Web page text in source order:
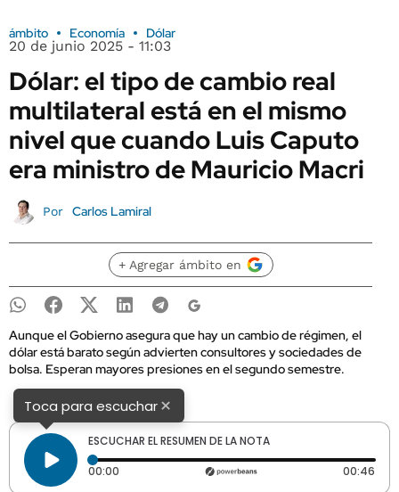
ámbito Economía Dólar
20 de junio 2025 - 11:03
Dólar: el tipo de cambio real
multilateral está en el mismo
nivel que cuando Luis Caputo
era ministro de Mauricio Macri
Por Carlos Lamiral
+ Agregar ámbito en
Aunque el Gobierno asegura que hay un cambio de régimen, el
dólar está barato según advierten consultores y sociedades de
bolsa. Esperan mayores presiones en el segundo semestre.
Toca para escuchar×
ESCUCHAR EL RESUMEN DE LA NOTA
00:00 Tiempo transcurrido: 0 segundos 00:46